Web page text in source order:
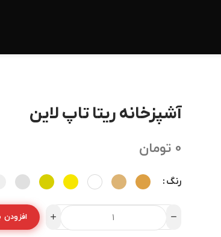
آشپزخانه ریتا تاپ لاین
0 تومان
رنگ